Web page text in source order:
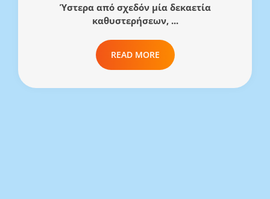
Ύστερα από σχεδόν μία δεκαετία
καθυστερήσεων, ...
READ MORE